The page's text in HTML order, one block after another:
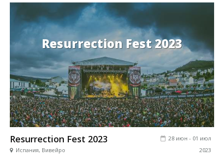
Resurrection Fest 2023
Resurrection Fest 2023
Испания, Вивейро
28 июн - 01 июл
2023